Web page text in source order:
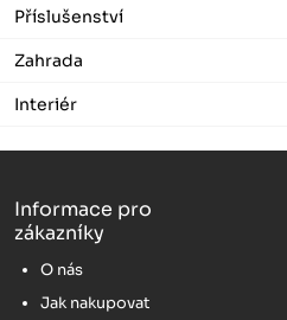
Příslušenství
Zahrada
Interiér
Informace pro
zákazníky
O nás
Jak nakupovat